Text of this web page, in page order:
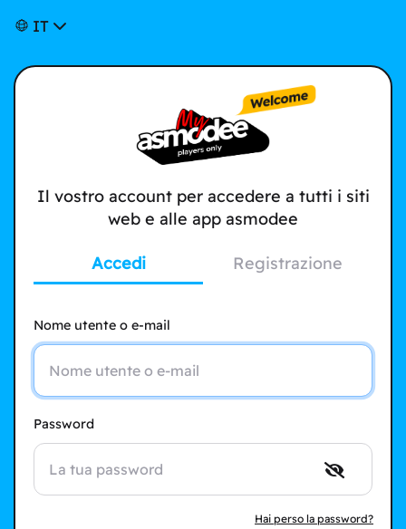
IT
Il vostro account per accedere a tutti i siti
web e alle app asmodee
Accedi Registrazione
Nome utente o e-mail
Password
Hai perso la password?